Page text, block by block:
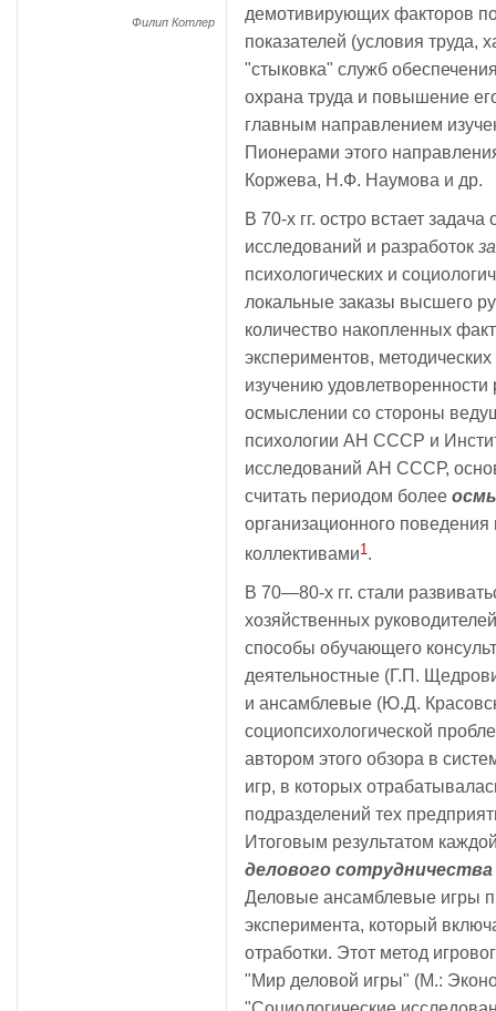
демотивирующих факторов
показателей (условия труда,
"стыковка" служб
охрана труда и повышение
главным направлением
Пионерами этого
Коржева, Н.Ф. Наумова и др.
В 70-х гг. остро встает
исследований и разработок
психологических и
локальные заказы высшего
количество накопленных
экспериментов,
изучению
осмыслении со стороны
психологии АН СССР и
исследований АН СССР,
считать периодом более
организационного
коллективами1.
В 70—80-х гг. стали
хозяйственных
способы обучающего
деятельностные (Г.П.
и ансамблевые (Ю.Д.
социопсихологической
автором этого обзора в
игр, в которых
подразделений тех
Итоговым результатом
делового сотрудничества
Деловые ансамблевые игры
эксперимента, который
отработки. Этот метод
"Мир деловой игры" (М.:
Филип Котлер